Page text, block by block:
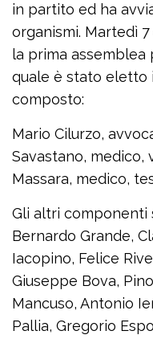
in partito ed ha
organismi. Martedì
la prima
quale è stato eletto
composto:
Mario Cilurzo,
Savastano, medico,
Massara, medico,
Gli altri componenti
Bernardo Grande,
Iacopino, Felice
Giuseppe Bova,
Mancuso, Antonio
Pallia, Gregorio